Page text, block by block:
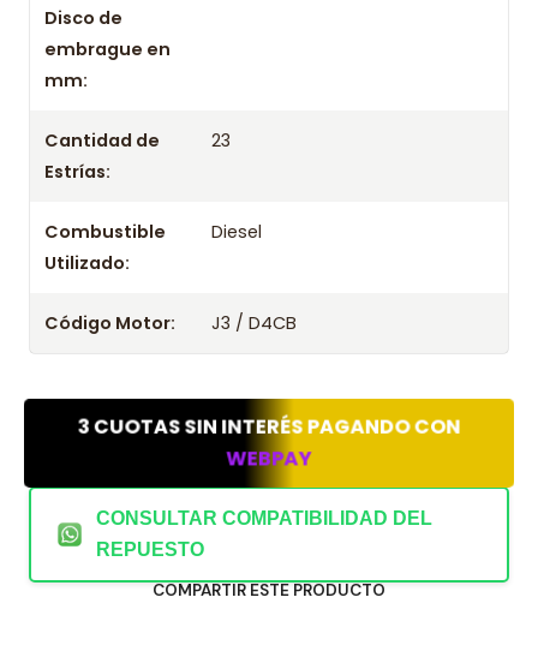
Disco de
embrague en
mm:
Cantidad de
Estrías:
23
Combustible
Utilizado:
Diesel
Código Motor: J3 / D4CB
3 CUOTAS SIN INTERÉS PAGANDO CON
WEBPAY
CONSULTAR COMPATIBILIDAD DEL
REPUESTO
COMPARTIR ESTE PRODUCTO